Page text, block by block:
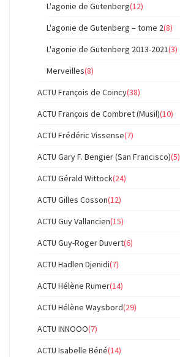
L'agonie de Gutenberg(12)
L'agonie de Gutenberg – tome 2(8)
L'agonie de Gutenberg 2013-2021(3)
Merveilles(8)
ACTU François de Coincy(38)
ACTU François de Combret (Musil)(10)
ACTU Frédéric Vissense(7)
ACTU Gary F. Bengier (San Francisco)(5)
ACTU Gérald Wittock(24)
ACTU Gilles Cosson(12)
ACTU Guy Vallancien(15)
ACTU Guy-Roger Duvert(6)
ACTU Hadlen Djenidi(7)
ACTU Hélène Rumer(14)
ACTU Hélène Waysbord(29)
ACTU INNOOO(7)
ACTU Isabelle Béné(14)